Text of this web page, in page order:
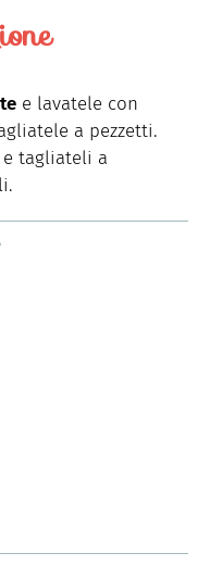
e lavatele con
a pezzetti.
e tagliateli a